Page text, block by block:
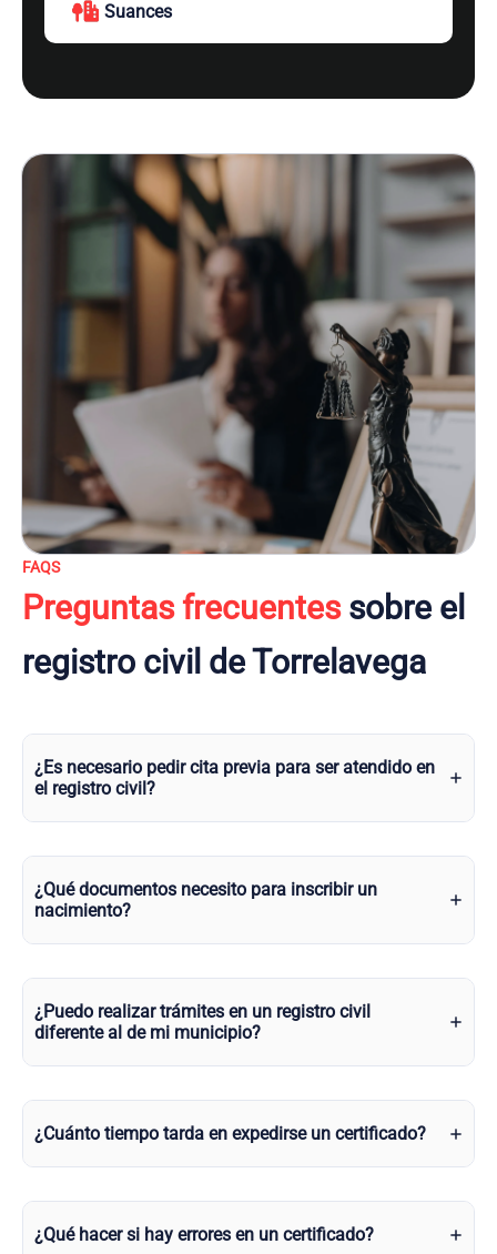
Suances
FAQS
Preguntas frecuentessobre el
registro civil de Torrelavega
¿Es necesario pedir cita previa para ser atendido en
el registro civil?
¿Qué documentos necesito para inscribir un
nacimiento?
¿Puedo realizar trámites en un registro civil
diferente al de mi municipio?
¿Cuánto tiempo tarda en expedirse un certificado?
¿Qué hacer si hay errores en un certificado?